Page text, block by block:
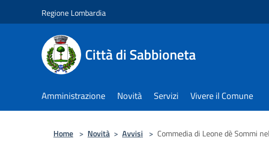
Regione Lombardia
Città di Sabbioneta
Amministrazione Novità Servizi Vivere il Comune
Home > Novità > Avvisi > Commedia di Leone dè Sommi